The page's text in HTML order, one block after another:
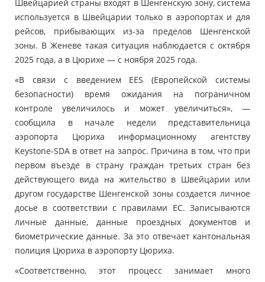
Швейцарией страны входят в Шенгенскую зону, система
используется в Швейцарии только в аэропортах и ​​для
рейсов, прибывающих из-за пределов Шенгенской
зоны. В Женеве такая ситуация наблюдается с октября
2025 года, а в Цюрихе — с ноября 2025 года.
«В связи с введением EES (Европейской системы
безопасности) время ожидания на пограничном
контроле увеличилось и может увеличиться», —
сообщила в начале недели представительница
аэропорта Цюриха информационному агентству
Keystone-SDA в ответ на запрос. Причина в том, что при
первом въезде в страну граждан третьих стран без
действующего вида на жительство в Швейцарии или
другом государстве Шенгенской зоны создается личное
досье в соответствии с правилами ЕС. Записываются
личные данные, данные проездных документов и
биометрические данные. За это отвечает кантональная
полиция Цюриха в аэропорту Цюриха.
«Соответственно, этот процесс занимает много